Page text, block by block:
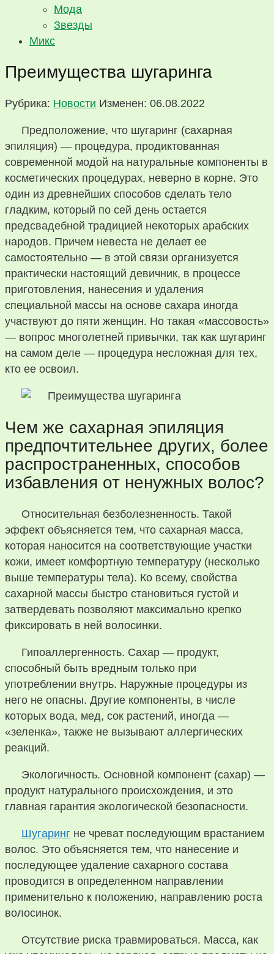
Мода
Звезды
Микс
Преимущества шугаринга
Рубрика: Новости Изменен: 06.08.2022
Предположение, что шугаринг (сахарная
эпиляция) — процедура, продиктованная
современной модой на натуральные компоненты в
косметических процедурах, неверно в корне. Это
один из древнейших способов сделать тело
гладким, который по сей день остается
предсвадебной традицией некоторых арабских
народов. Причем невеста не делает ее
самостоятельно — в этой связи организуется
практически настоящий девичник, в процессе
приготовления, нанесения и удаления
специальной массы на основе сахара иногда
участвуют до пяти женщин. Но такая «массовость»
— вопрос многолетней привычки, так как шугаринг
на самом деле — процедура несложная для тех,
кто ее освоил.
Чем же сахарная эпиляция
предпочтительнее других, более
распространенных, способов
избавления от ненужных волос?
Относительная безболезненность. Такой
эффект объясняется тем, что сахарная масса,
которая наносится на соответствующие участки
кожи, имеет комфортную температуру (несколько
выше температуры тела). Ко всему, свойства
сахарной массы быстро становиться густой и
затвердевать позволяют максимально крепко
фиксировать в ней волосинки.
Гипоаллергенность. Сахар — продукт,
способный быть вредным только при
употреблении внутрь. Наружные процедуры из
него не опасны. Другие компоненты, в числе
которых вода, мед, сок растений, иногда —
«зеленка», также не вызывают аллергических
реакций.
Экологичность. Основной компонент (сахар) —
продукт натурального происхождения, и это
главная гарантия экологической безопасности.
Шугаринг не чреват последующим врастанием
волос. Это объясняется тем, что нанесение и
последующее удаление сахарного состава
проводится в определенном направлении
применительно к положению, направлению роста
волосинок.
Отсутствие риска травмироваться. Масса, как